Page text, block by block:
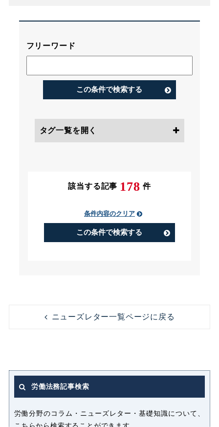
フリーワード
この条件で検索する
タグ一覧を開く
PIP（Performance Improvement
Plan）
コンプライアンス
ラ）
該当する記事 178 件
条件内容のクリア
この条件で検索する
ニューズレター一覧ページに戻る
労働法務記事検索
労働分野のコラム・ニューズレター・基礎知識について、